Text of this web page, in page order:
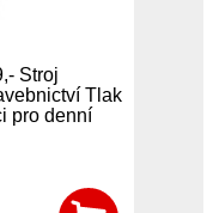
Stroj
Tlak
pro denní